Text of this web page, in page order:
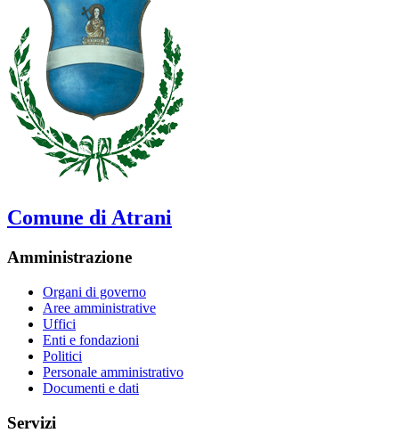
Comune di Atrani
Amministrazione
Organi di governo
Aree amministrative
Uffici
Enti e fondazioni
Politici
Personale amministrativo
Documenti e dati
Servizi